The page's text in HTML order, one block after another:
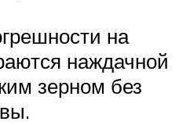
на
наждачной
зерном без